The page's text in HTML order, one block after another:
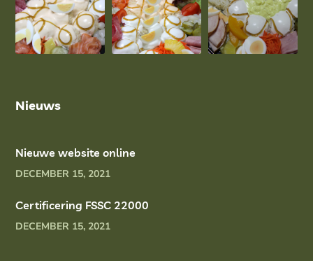
Nieuws
Nieuwe website online
DECEMBER 15, 2021
Certificering FSSC 22000
DECEMBER 15, 2021